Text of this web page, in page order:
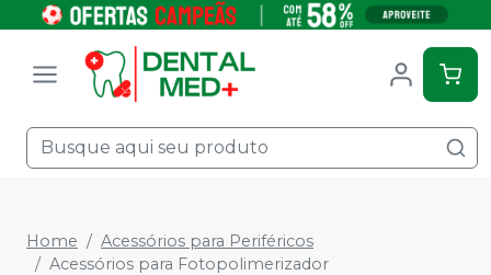
Home
Acessórios para Periféricos
Acessórios para Fotopolimerizador